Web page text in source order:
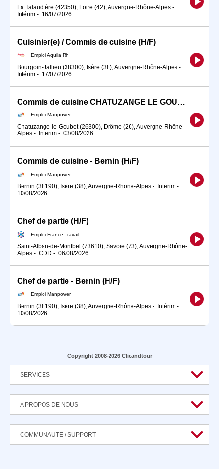
La Talaudière (42350), Loire (42), Auvergne-Rhône-Alpes -
Intérim - 16/07/2026
Cuisinier(e) / Commis de cuisine (H/F)
Emploi Aquila Rh
Bourgoin-Jallieu (38300), Isère (38), Auvergne-Rhône-Alpes -
Intérim - 17/07/2026
Commis de cuisine CHATUZANGE LE GOUBET (H/F)
Emploi Manpower
Chatuzange-le-Goubet (26300), Drôme (26), Auvergne-Rhône-
Alpes - Intérim - 03/08/2026
Commis de cuisine - Bernin (H/F)
Emploi Manpower
Bernin (38190), Isère (38), Auvergne-Rhône-Alpes - Intérim -
10/08/2026
Chef de partie (H/F)
Emploi France Travail
Saint-Alban-de-Montbel (73610), Savoie (73), Auvergne-Rhône-
Alpes - CDD - 06/08/2026
Chef de partie - Bernin (H/F)
Emploi Manpower
Bernin (38190), Isère (38), Auvergne-Rhône-Alpes - Intérim -
10/08/2026
Copyright 2008-2026 Clicandtour
SERVICES
A PROPOS DE NOUS
COMMUNAUTE / SUPPORT